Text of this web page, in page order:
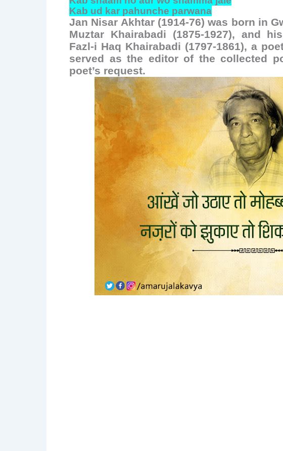
o
k
Kab ud kar pahunche parwana
Jan Nisar Akhtar (1914-76) was born in
Muztar Khairabadi (1875-1927), and
Fazl-i Haq Khairabadi (1797-1861), a
served as the editor of the collected
poet’s request.